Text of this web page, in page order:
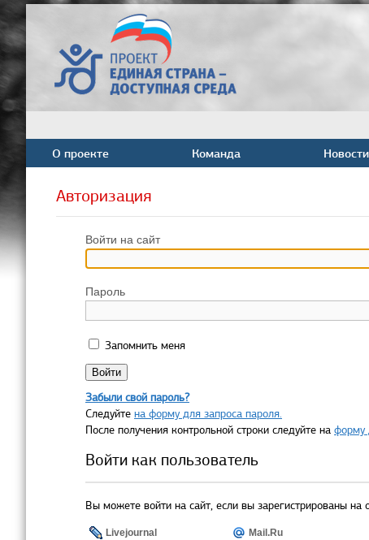
О проекте Команда Новости
Авторизация
Войти на сайт
Пароль
Запомнить меня
Забыли свой пароль?
Следуйте на форму для запроса пароля.
После получения контрольной строки следуйте на форму
Войти как пользователь
Вы можете войти на сайт, если вы зарегистрированы на
Livejournal Mail.Ru